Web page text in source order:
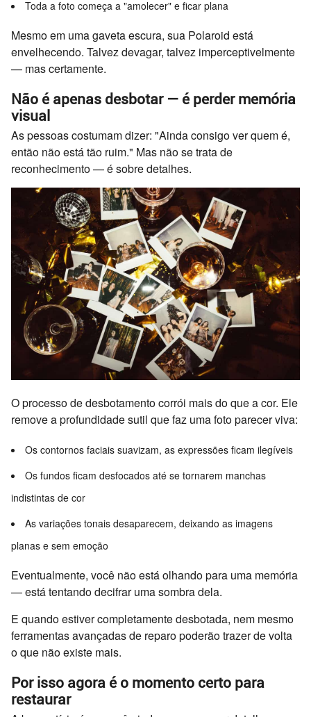
Toda a foto começa a "amolecer" e ficar plana
Mesmo em uma gaveta escura, sua Polaroid está
envelhecendo. Talvez devagar, talvez imperceptivelmente
— mas certamente.
Não é apenas desbotar — é perder memória
visual
As pessoas costumam dizer: "Ainda consigo ver quem é,
então não está tão ruim." Mas não se trata de
reconhecimento — é sobre detalhes.
O processo de desbotamento corrói mais do que a cor. Ele
remove a profundidade sutil que faz uma foto parecer viva:
Os contornos faciais suavizam, as expressões ficam ilegíveis
Os fundos ficam desfocados até se tornarem manchas
indistintas de cor
As variações tonais desaparecem, deixando as imagens
planas e sem emoção
Eventualmente, você não está olhando para uma memória
— está tentando decifrar uma sombra dela.
E quando estiver completamente desbotada, nem mesmo
ferramentas avançadas de reparo poderão trazer de volta
o que não existe mais.
Por isso agora é o momento certo para
restaurar